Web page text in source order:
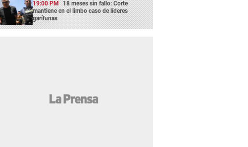
19:00 PM 18 meses sin fallo: Corte
mantiene en el limbo caso de líderes
garífunas